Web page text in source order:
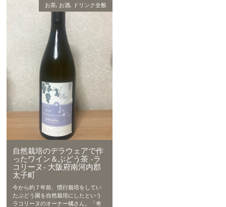
お茶, お酒, ドリンク全般
自然栽培のデラウェアで作
ったワイン＆ぶどう茶 -ラ
コリーヌ- 大阪府南河内郡
太子町
今から約７年前、慣行栽培をしてい
たぶどう園を自然栽培にしたという
ラコリーヌのオーナー橘さん。「奇